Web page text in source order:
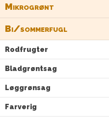
Mikrogrønt
Bi/sommerfugl
Rodfrugter
Bladgrøntsag
Løggrønsag
Farverig